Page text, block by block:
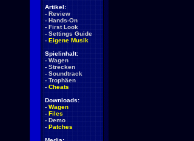
Artikel:
- Review
- Hands-On
- First Look
- Settings Guide
- Eigene Musik
Spielinhalt:
- Wagen
- Strecken
- Soundtrack
- Trophäen
- Cheats
Downloads:
- Wagen
- Files
- Demo
- Patches